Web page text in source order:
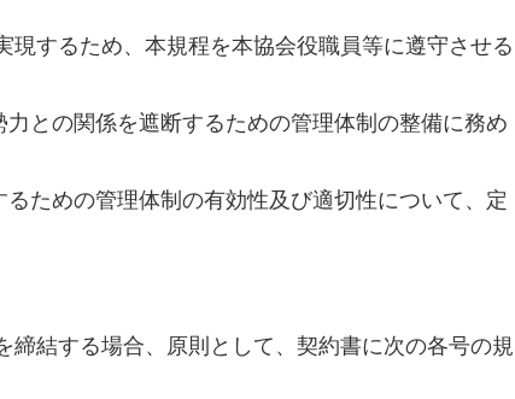
するため、本規程を本協会役職員等に遵守させる
との関係を遮断するための管理体制の整備に務め
ための管理体制の有効性及び適切性について、定
結する場合、原則として、契約書に次の各号の規